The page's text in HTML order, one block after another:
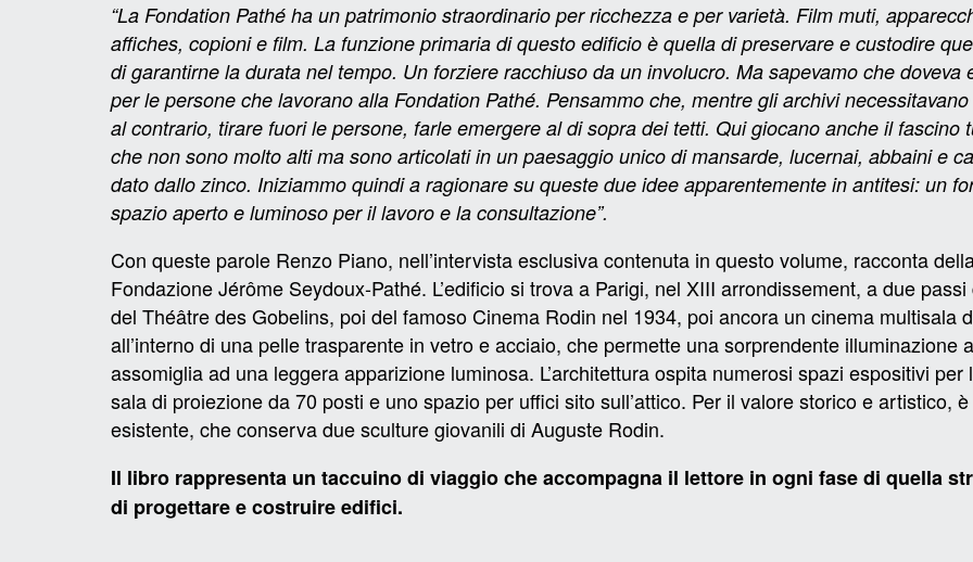
“La Fondation Pathé ha un patrimonio straordinario per ricchezza e per varietà. Film muti,
affiches, copioni e film. La funzione primaria di questo edificio è quella di preservare e custodire
di garantirne la durata nel tempo. Un forziere racchiuso da un involucro. Ma sapevamo che
per le persone che lavorano alla Fondation Pathé. Pensammo che, mentre gli archivi
al contrario, tirare fuori le persone, farle emergere al di sopra dei tetti. Qui giocano anche il
che non sono molto alti ma sono articolati in un paesaggio unico di mansarde, lucernai, abbaini e
dato dallo zinco. Iniziammo quindi a ragionare su queste due idee apparentemente in antitesi: un
spazio aperto e luminoso per il lavoro e la consultazione”.
Con queste parole Renzo Piano, nell’intervista esclusiva contenuta in questo volume, racconta
Fondazione Jérôme Seydoux-Pathé. L’edificio si trova a Parigi, nel XIII arrondissement, a due
del Théâtre des Gobelins, poi del famoso Cinema Rodin nel 1934, poi ancora un cinema multisala
all’interno di una pelle trasparente in vetro e acciaio, che permette una sorprendente
assomiglia ad una leggera apparizione luminosa. L’architettura ospita numerosi spazi espositivi
sala di proiezione da 70 posti e uno spazio per uffici sito sull’attico. Per il valore storico e artistico,
esistente, che conserva due sculture giovanili di Auguste Rodin.
Il libro rappresenta un taccuino di viaggio che accompagna il lettore in ogni fase di quella
di progettare e costruire edifici.